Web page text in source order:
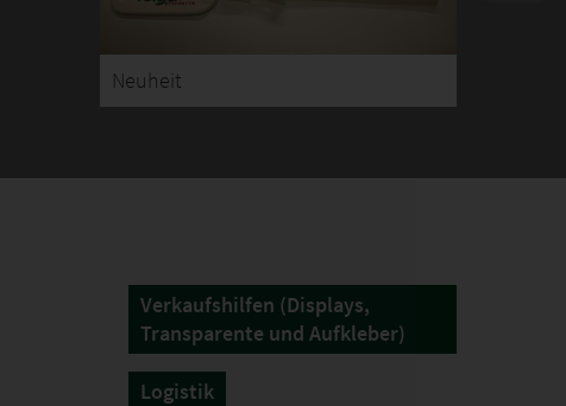
Neuheit
Verkaufshilfen (Displays,
Transparente und Aufkleber)
Logistik